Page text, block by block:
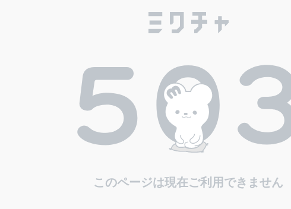
このページは現在ご利用できません